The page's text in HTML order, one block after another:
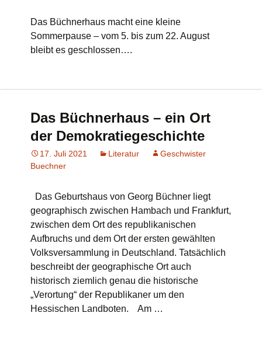
Das Büchnerhaus macht eine kleine
Sommerpause – vom 5. bis zum 22. August
bleibt es geschlossen….
Das Büchnerhaus – ein Ort
der Demokratiegeschichte
17. Juli 2021 Literatur
Geschwister
Buechner
Das Geburtshaus von Georg Büchner liegt
geographisch zwischen Hambach und Frankfurt,
zwischen dem Ort des republikanischen
Aufbruchs und dem Ort der ersten gewählten
Volksversammlung in Deutschland. Tatsächlich
beschreibt der geographische Ort auch
historisch ziemlich genau die historische
„Verortung“ der Republikaner um den
Hessischen Landboten. Am …